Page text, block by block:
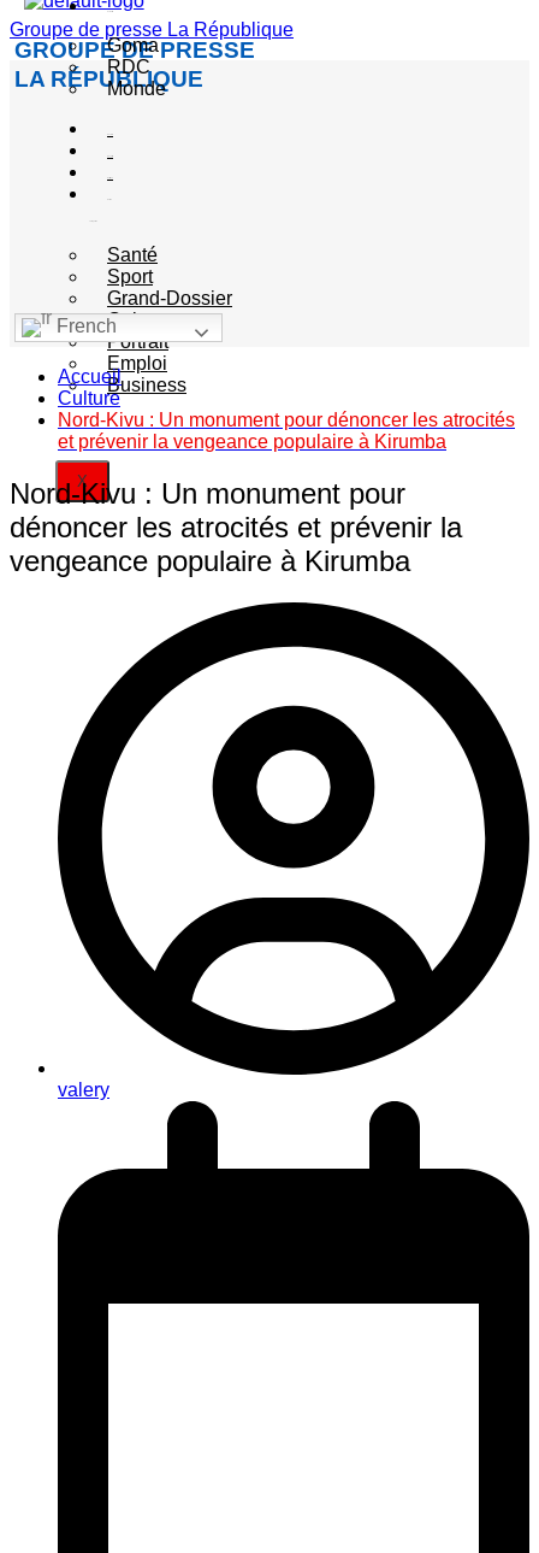
Groupe de presse La République
GROUPE DE PRESSE
LA RÉPUBLIQUE
Goma
RDC
Monde
Santé
Sport
Grand-Dossier
Culture
Portrait
Emploi
Business
X
French
Accueil
Culture
Nord-Kivu : Un monument pour dénoncer les atrocités
et prévenir la vengeance populaire à Kirumba
Nord-Kivu : Un monument pour
dénoncer les atrocités et prévenir la
vengeance populaire à Kirumba
valery